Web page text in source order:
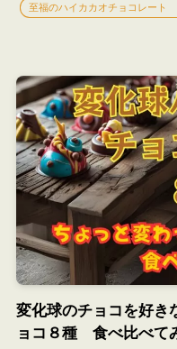
至福のハイカカオチョコレート
変化球のチョコを好
ョコ８種 食べ比べて